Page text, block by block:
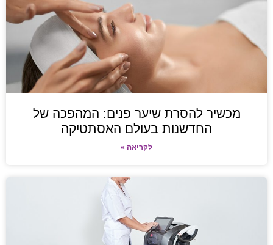
מכשיר להסרת שיער פנים: המהפכה של
החדשנות בעולם האסתטיקה
לקריאה »